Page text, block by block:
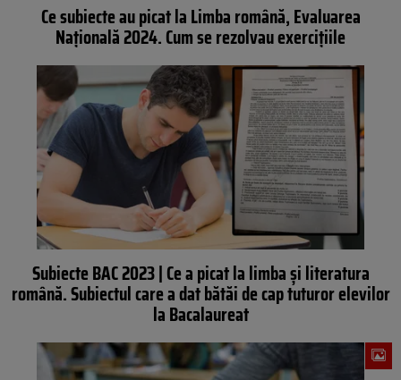
Ce subiecte au picat la Limba română, Evaluarea
Naţională 2024. Cum se rezolvau exercițiile
Subiecte BAC 2023 | Ce a picat la limba și literatura
română. Subiectul care a dat bătăi de cap tuturor elevilor
la Bacalaureat